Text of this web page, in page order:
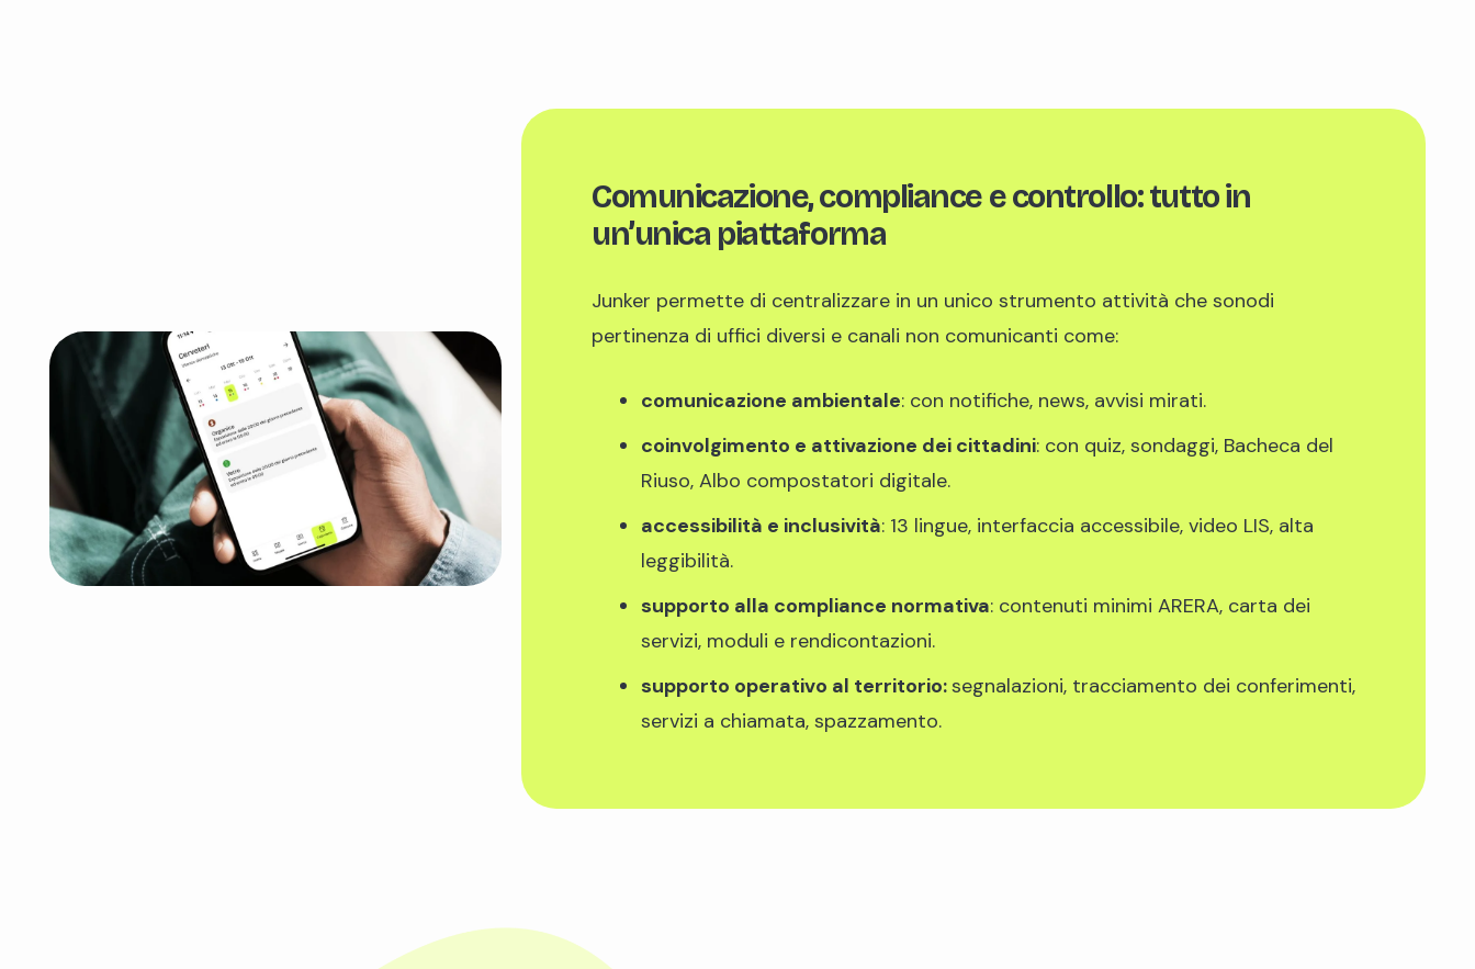
Comunicazione, compliance e controllo: tutto in
un’unica piattaforma
Junker permette di centralizzare in un unico strumento attività che sonodi
pertinenza di uffici diversi e canali non comunicanti come:
comunicazione ambientale: con notifiche, news, avvisi mirati.
coinvolgimento e attivazione dei cittadini: con quiz, sondaggi, Bacheca del
Riuso, Albo compostatori digitale.
accessibilità e inclusività: 13 lingue, interfaccia accessibile, video LIS, alta
leggibilità.
supporto alla compliance normativa: contenuti minimi ARERA, carta dei
servizi, moduli e rendicontazioni.
supporto operativo al territorio:segnalazioni, tracciamento dei conferimenti,
servizi a chiamata, spazzamento.